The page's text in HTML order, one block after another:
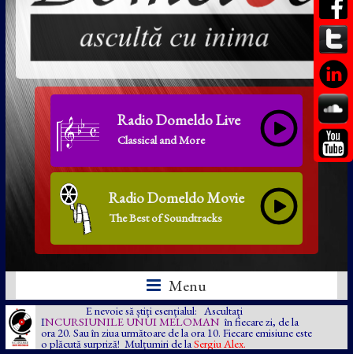
Radio Domeldo Live
Classical and More
Radio Domeldo Movie
The Best of Soundtracks
Menu
E nevoie să știți esențialul: Ascultați
INCURSIUNILE UNUI MELOMAN în fiecare zi, de la
ora 20. Sau în ziua următoare de la ora 10. Fiecare emisiune este
o plăcută surpriză! Mulțumiri de la Sergiu Alex.